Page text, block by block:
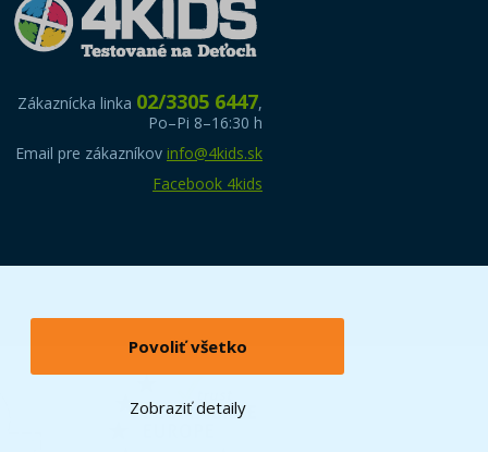
Povoliť všetko
Zobraziť detaily
Zákaznícka linka 02/3305 6447,
Po–Pi 8–16:30 h
Email pre zákazníkov info@4kids.sk
Facebook 4kids